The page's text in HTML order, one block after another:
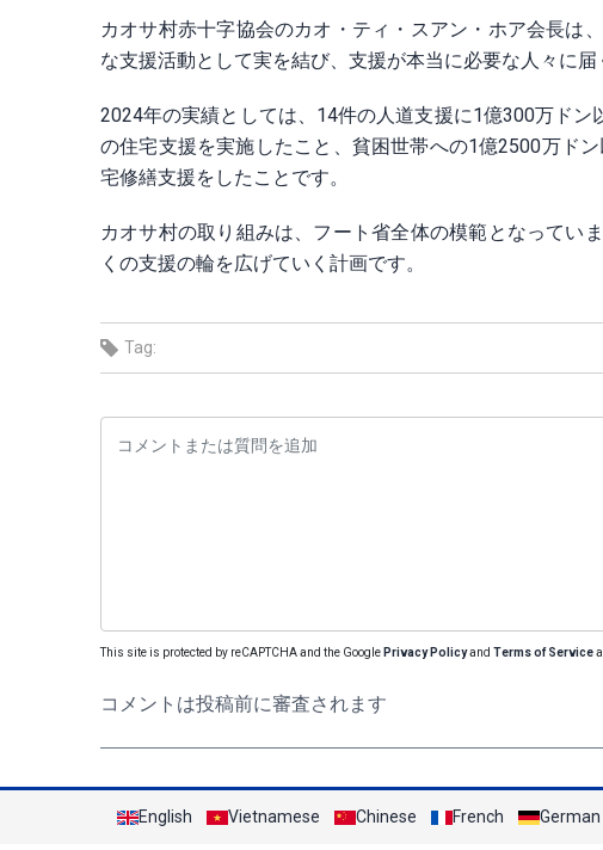
カオサ村赤十字協会のカオ・ティ・スアン・ホア会長は
な支援活動として実を結び、支援が本当に必要な人々に届
2024年の実績としては、14件の人道支援に1億300万ド
の住宅支援を実施したこと、貧困世帯への1億2500万ド
宅修繕支援をしたことです。
カオサ村の取り組みは、フート省全体の模範となってい
くの支援の輪を広げていく計画です。
Tag:
This site is protected by reCAPTCHA and the Google Privacy Policyand Terms of Service
コメントは投稿前に審査されます
English Vietnamese Chinese French German